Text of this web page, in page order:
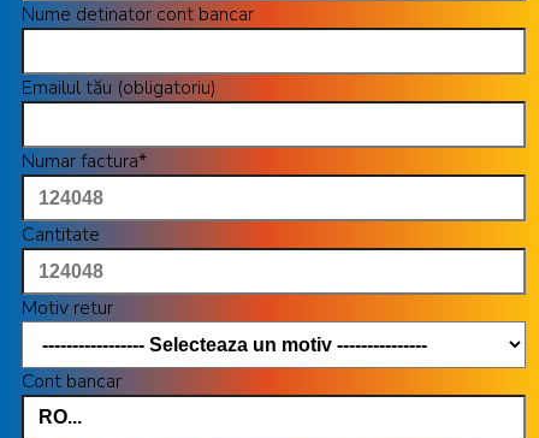
Nume detinator cont bancar
Emailul tău (obligatoriu)
Numar factura*
Cantitate
Motiv retur
Cont bancar